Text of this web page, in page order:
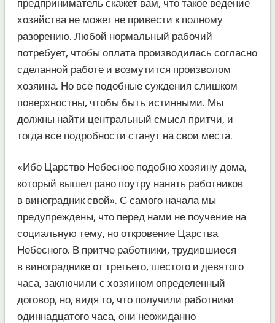
предприниматель скажет вам, что такое ведение
хозяйства не может не привести к полному
разорению. Любой нормальный рабочий
потребует, чтобы оплата производилась согласно
сделанной работе и возмутится произволом
хозяина. Но все подобные суждения слишком
поверхностны, чтобы быть истинными. Мы
должны найти центральный смысл притчи, и
тогда все подробности станут на свои места.
«Ибо Царство Небесное подобно хозяину дома,
который вышел рано поутру нанять работников
в виноградник свой». С самого начала мы
предупреждены, что перед нами не поучение на
социальную тему, но откровение Царства
Небесного. В притче работники, трудившиеся
в винограднике от третьего, шестого и девятого
часа, заключили с хозяином определенный
договор, но, видя то, что получили работники
одиннадцатого часа, они неожиданно